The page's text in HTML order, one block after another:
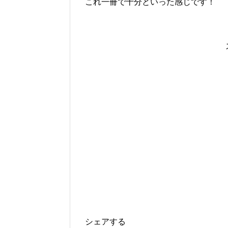
これ一冊で十分といった感じです！
シェアする